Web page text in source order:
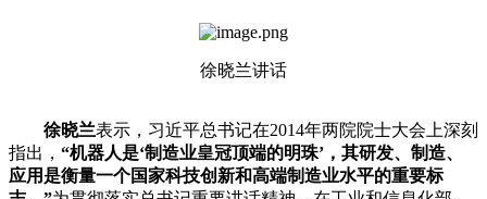
徐晓兰讲话
徐晓兰表示，习近平总书记在2014年两院院士大会上深刻
指出， “机器人是‘制造业皇冠顶端的明珠’，其研发、制造、
应用是衡量一个国家科技创新和高端制造业水平的重要标